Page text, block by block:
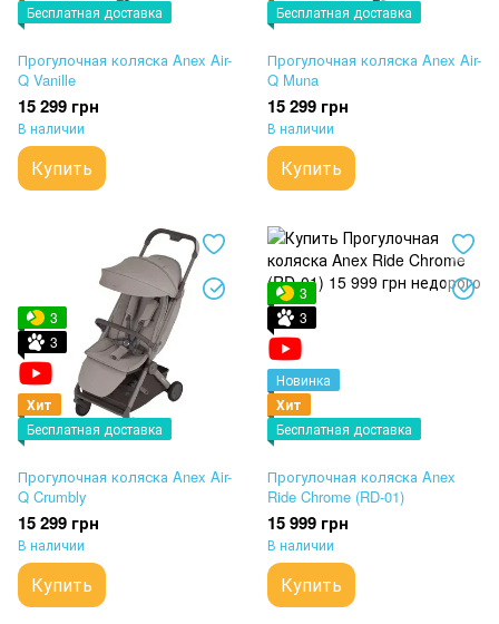
Бесплатная доставка
Прогулочная коляска Anex Air-
Q Vanille
15 299 грн
В наличии
Купить
Бесплатная доставка
Прогулочная коляска Anex Air-
Q Muna
15 299 грн
В наличии
Купить
3
3
Хит
Бесплатная доставка
Прогулочная коляска Anex Air-
Q Crumbly
15 299 грн
В наличии
Купить
3
3
Новинка
Хит
Бесплатная доставка
Прогулочная коляска Anex
Ride Chrome (RD-01)
15 999 грн
В наличии
Купить